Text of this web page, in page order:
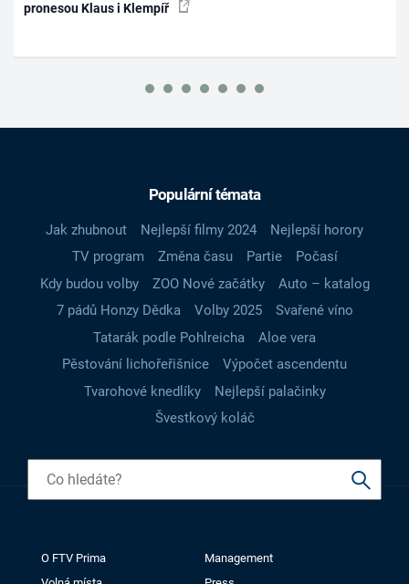
pronesou Klaus i Klempíř
Populární témata
Jak zhubnout Nejlepší filmy 2024
Nejlepší horory
TV program
Změna času Partie
Počasí
Kdy budou volby
ZOO Nové začátky
Auto – katalog
7 pádů Honzy Dědka
Volby 2025
Svařené víno
Tatarák podle Pohlreicha
Aloe vera
Pěstování lichořeřišnice
Výpočet ascendentu
Tvarohové knedlíky
Nejlepší palačinky
Švestkový koláč
O FTV Prima
Management